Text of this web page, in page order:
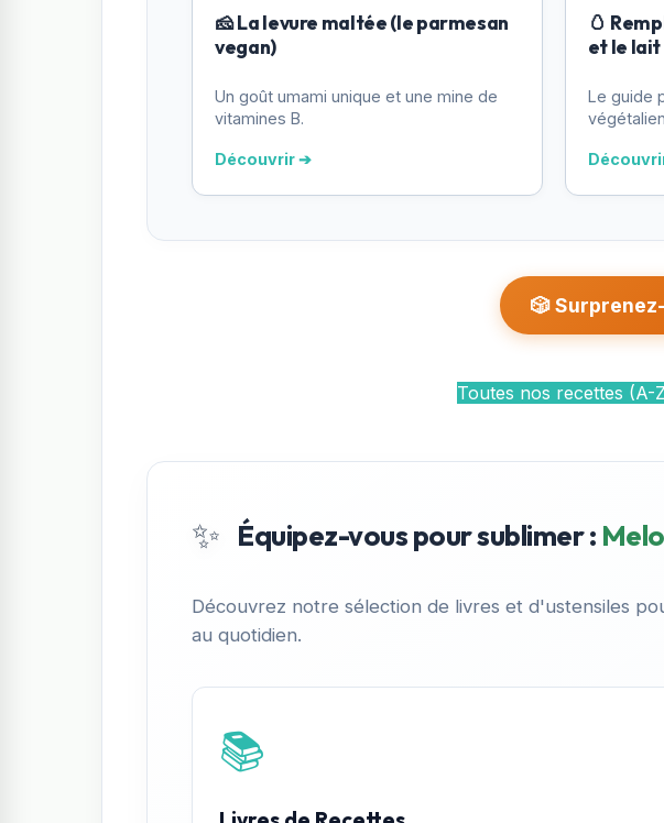
🧀 La levure maltée (le parmesan
vegan)
Un goût umami unique et une mine de
vitamines B.
Découvrir ➔
🥚
et le lait
Le guide
🎲
Toutes nos recettes (A-
✨ Équipez-vous pour sublimer :
Découvrez notre sélection de livres et d'ustensiles
au quotidien.
📚